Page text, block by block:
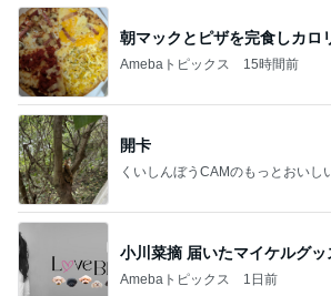
小川菜摘 届いたマイケルグッ
Amebaトピックス 1日前
TOPTOY☆Cocoa Workshop
ディズニーファン Dのブログ 8
堀ちえみ 旅のビュッフェでの
Amebaトピックス 1日前